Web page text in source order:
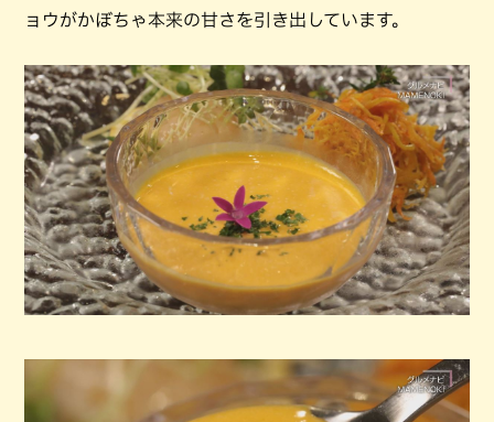
ョウがかぼちゃ本来の甘さを引き出しています。